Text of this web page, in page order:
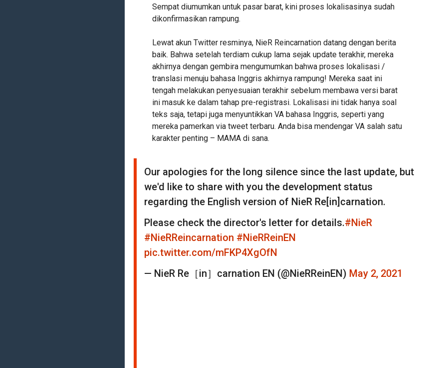
Sempat diumumkan untuk pasar barat, kini proses lokalisasinya sudah
dikonfirmasikan rampung.
Lewat akun Twitter resminya, NieR Reincarnation datang dengan berita
baik. Bahwa setelah terdiam cukup lama sejak update terakhir, mereka
akhirnya dengan gembira mengumumkan bahwa proses lokalisasi /
translasi menuju bahasa Inggris akhirnya rampung! Mereka saat ini
tengah melakukan penyesuaian terakhir sebelum membawa versi barat
ini masuk ke dalam tahap pre-registrasi. Lokalisasi ini tidak hanya soal
teks saja, tetapi juga menyuntikkan VA bahasa Inggris, seperti yang
mereka pamerkan via tweet terbaru. Anda bisa mendengar VA salah satu
karakter penting – MAMA di sana.
Our apologies for the long silence since the last update, but
we'd like to share with you the development status
regarding the English version of NieR Re[in]carnation.
Please check the director's letter for details.#NieR
#NieRReincarnation #NieRReinEN
pic.twitter.com/mFKP4XgOfN
— NieR Re［in］carnation EN (@NieRReinEN) May 2, 2021